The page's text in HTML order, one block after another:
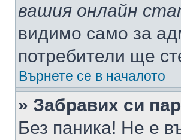
вашия онлайн
видимо само за
потребители ще
Върнете се в началото
» Забравих си
Без паника! Не е